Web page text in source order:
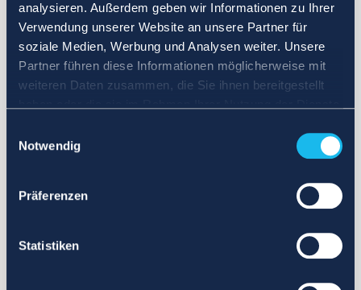
analysieren. Außerdem geben wir Informationen zu Ihrer
Verwendung unserer Website an unsere Partner für
soziale Medien, Werbung und Analysen weiter. Unsere
Partner führen diese Informationen möglicherweise mit
weiteren Daten zusammen, die Sie ihnen bereitgestellt
Notwendig
Präferenzen
Statistiken